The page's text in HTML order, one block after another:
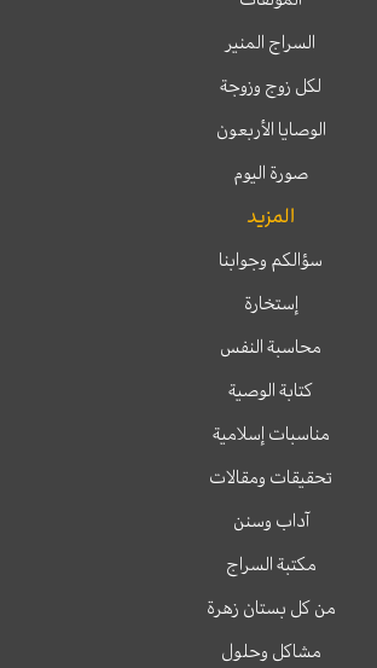
السراج المنير
لكل زوج وزوجة
الوصايا الأربعون
صورة اليوم
المزيد
سؤالكم وجوابنا
إستخارة
محاسبة النفس
كتابة الوصية
مناسبات إسلامية
تحقيقات ومقالات
آداب وسنن
مكتبة السراج
من كل بستان زهرة
مشاكل وحلول